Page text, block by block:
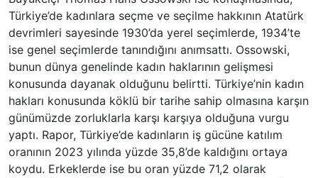
Türkiye’de kadınlara seçme ve seçilme hakkının Atatürk
devrimleri sayesinde 1930’da yerel seçimlerde, 1934’te
ise genel seçimlerde tanındığını anımsattı. Ossowski,
bunun dünya genelinde kadın haklarının gelişmesi
konusunda dayanak olduğunu belirtti. Türkiye’nin kadın
hakları konusunda köklü bir tarihe sahip olmasına karşın
günümüzde zorluklarla karşı karşıya olduğuna vurgu
yaptı. Rapor, Türkiye’de kadınların iş gücüne katılım
oranının 2023 yılında yüzde 35,8’de kaldığını ortaya
koydu. Erkeklerde ise bu oran yüzde 71,2 olarak